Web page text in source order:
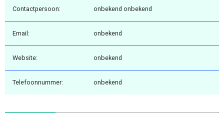
Contactpersoon: onbekend onbekend
Email: onbekend
Website: onbekend
Telefoonnummer: onbekend